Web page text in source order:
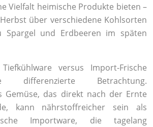
Vielfalt heimische Produkte bieten –
über verschiedene Kohlsorten
und Erdbeeren im späten
versus Import-Frische
differenzierte Betrachtung.
Gemüse, das direkt nach der Ernte
kann nährstoffreicher sein als
Importware, die tagelang